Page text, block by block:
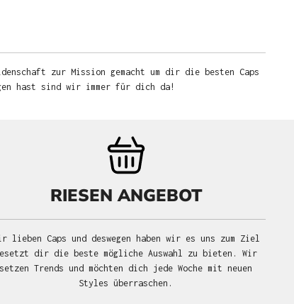
zur Mission gemacht um dir die besten Caps
hast sind wir immer für dich da!
RIESEN ANGEBOT
lieben Caps und deswegen haben wir es uns zum Ziel
dir die beste mögliche Auswahl zu bieten. Wir
setzen Trends und möchten dich jede Woche mit neuen
Styles überraschen.